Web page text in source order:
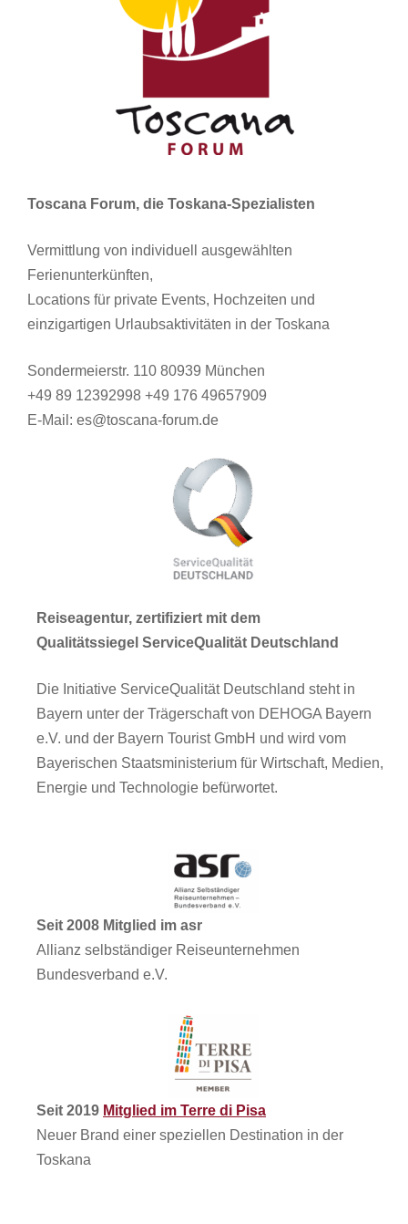
Toscana Forum, die Toskana-Spezialisten
Vermittlung von individuell ausgewählten
Ferienunterkünften,
Locations für private Events, Hochzeiten und
einzigartigen Urlaubsaktivitäten in der Toskana
Sondermeierstr. 110 80939 München
+49 89 12392998 +49 176 49657909
E-Mail: es@toscana-forum.de
Reiseagentur, zertifiziert mit dem
Qualitätssiegel ServiceQualität Deutschland
Die Initiative ServiceQualität Deutschland steht in
Bayern unter der Trägerschaft von DEHOGA Bayern
e.V. und der Bayern Tourist GmbH und wird vom
Bayerischen Staatsministerium für Wirtschaft, Medien,
Energie und Technologie befürwortet.
Seit 2008 Mitglied im asr
Allianz selbständiger Reiseunternehmen
Bundesverband e.V.
Seit 2019 Mitglied im Terre di Pisa
Neuer Brand einer speziellen Destination in der
Toskana